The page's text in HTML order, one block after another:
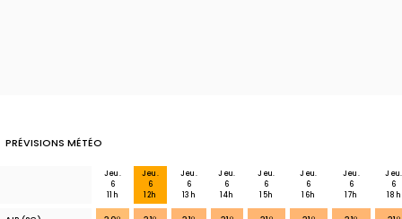
PRÉVISIONS MÉTÉO
Jeu.
6
11h
Jeu.
6
12h
Jeu.
6
13h
Jeu.
6
14h
Jeu.
6
15h
Jeu.
6
16h
Jeu.
6
17h
Jeu.
6
18h